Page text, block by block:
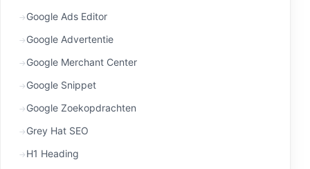
Google Ads Editor
Google Advertentie
Google Merchant Center
Google Snippet
Google Zoekopdrachten
Grey Hat SEO
H1 Heading